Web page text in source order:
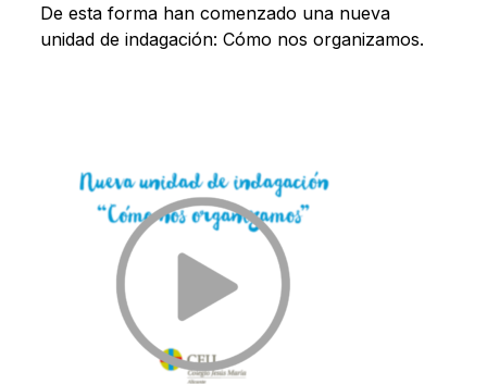
De esta forma han comenzado una nueva
unidad de indagación: Cómo nos organizamos.